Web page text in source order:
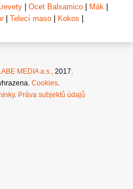
| Ocet Balsamico | Mák |
| Telecí maso | Kokos |
MEDIA a.s.,
2017.
Cookies
. Práva subjektů údajů